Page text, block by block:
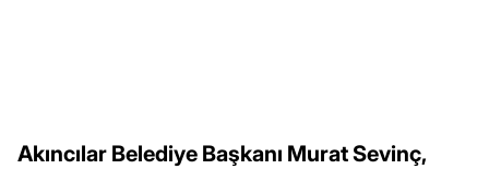
Akıncılar Belediye Başkanı Murat Sevinç,